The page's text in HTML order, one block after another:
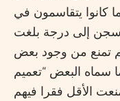
كانوا يتقاسمون في
إلى درجة بلغت
تمنع من وجود بعض
سماه البعض “تعميم
الأقل فقرا فيهم